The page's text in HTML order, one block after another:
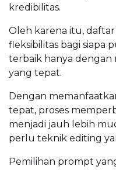
kredibilitas.
Oleh karena itu,
fleksibilitas bagi siapa
terbaik hanya dengan
yang tepat.
Dengan
tepat, proses
menjadi jauh lebih
perlu teknik editing
Pemilihan prompt